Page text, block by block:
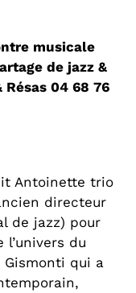
musicale
de jazz &
04 68 76
Antoinette trio
directeur
de jazz) pour
du
qui a